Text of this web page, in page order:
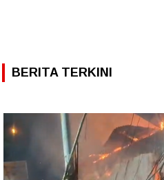
BERITA TERKINI